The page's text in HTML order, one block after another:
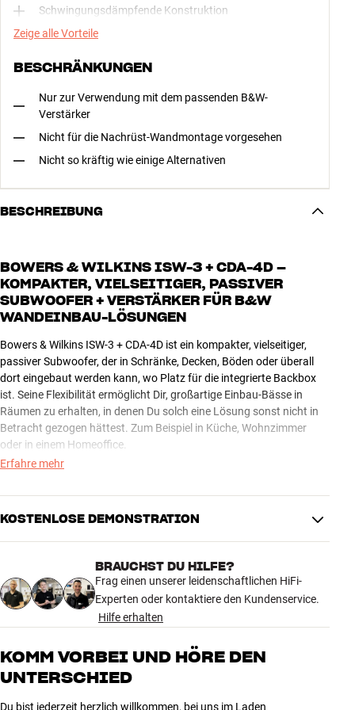
Schwingungsdämpfende Konstruktion
Zeige alle Vorteile
BESCHRÄNKUNGEN
Nur zur Verwendung mit dem passenden B&W-
Verstärker
Nicht für die Nachrüst-Wandmontage vorgesehen
Nicht so kräftig wie einige Alternativen
BESCHREIBUNG
BOWERS & WILKINS ISW-3 + CDA-4D –
KOMPAKTER, VIELSEITIGER, PASSIVER
SUBWOOFER + VERSTÄRKER FÜR B&W
WANDEINBAU-LÖSUNGEN
Bowers & Wilkins ISW-3 + CDA-4D ist ein kompakter, vielseitiger,
passiver Subwoofer, der in Schränke, Decken, Böden oder überall
dort eingebaut werden kann, wo Platz für die integrierte Backbox
ist. Seine Flexibilität ermöglicht Dir, großartige Einbau-Bässe in
Räumen zu erhalten, in denen Du solch eine Lösung sonst nicht in
Betracht gezogen hättest. Zum Beispiel in Küche, Wohnzimmer
oder in einem Homeoffice.
Rücken-Konfiguration angeordnet, die sehr effektiv Vibrationen
verhindert, die sich an der Wand ausbreiten und den Klang negativ
bei Musik als auch im Heimkino. Der ISW-3 wird über den Verstärker
CDA-4D versorgt.
BOWERS & WILKINS CDA-4D – LEISTUNGSSTARKER,
KOMPAKTER 4-KANAL-LEISTUNGSVERSTÄRKER FÜR
CDA-4D ist eine leistungsstarke, kompakte 4 x 125 Watt HiFi-
Endstufe des weltbekannten britischen Lautsprecherspezialisten.
Erfahre mehr
KOSTENLOSE DEMONSTRATION
BRAUCHST DU HILFE?
Frag einen unserer leidenschaftlichen HiFi-
Experten oder kontaktiere den Kundenservice.
Hilfe erhalten
KOMM VORBEI UND HÖRE DEN
UNTERSCHIED
Du bist jederzeit herzlich willkommen, bei uns im Laden